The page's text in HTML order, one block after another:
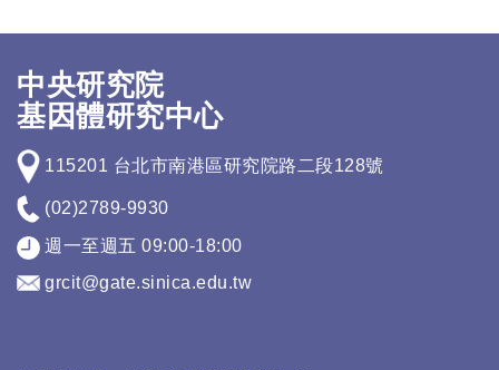
中央研究院
基因體研究中心
115201 台北市南港區研究院路二段128號
(02)2789-9930
週一至週五 09:00-18:00
grcit@gate.sinica.edu.tw